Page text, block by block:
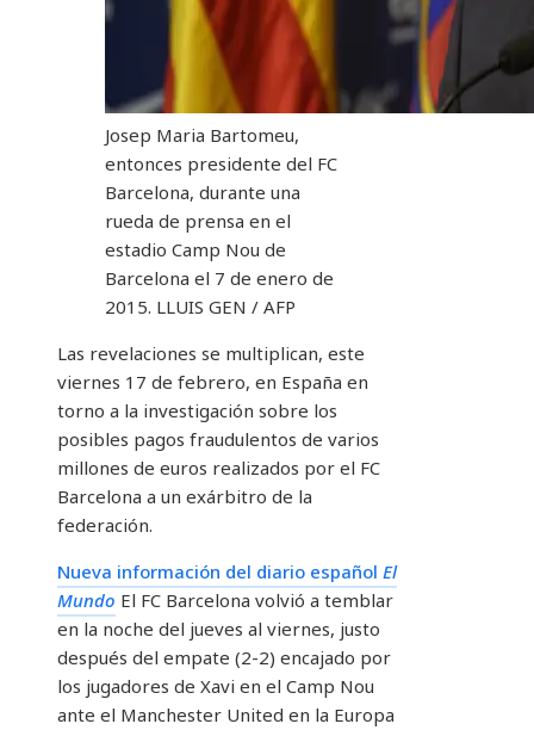
Josep Maria Bartomeu,
entonces presidente del FC
Barcelona, ​​durante una
rueda de prensa en el
estadio Camp Nou de
Barcelona el 7 de enero de
2015. LLUIS GEN / AFP
Las revelaciones se multiplican, este
viernes 17 de febrero, en España en
torno a la investigación sobre los
posibles pagos fraudulentos de varios
millones de euros realizados por el FC
Barcelona a un exárbitro de la
federación.
Nueva información del diario español El
Mundo El FC Barcelona volvió a temblar
en la noche del jueves al viernes, justo
después del empate (2-2) encajado por
los jugadores de Xavi en el Camp Nou
ante el Manchester United en la Europa